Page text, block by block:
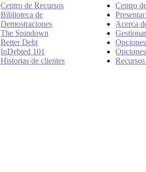
Centro de Recursos
Biblioteca de
Demostraciones
The Spindown
Better Debt
InDebted 101
Historias de clientes
Centro
Acerca